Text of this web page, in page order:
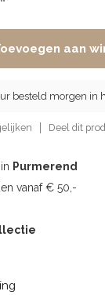
aan
besteld morgen in
Deel dit
Purmerend
vanaf € 50,-